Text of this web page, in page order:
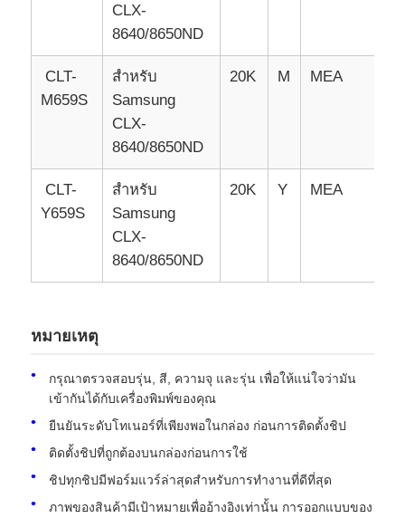
CLX-
8640/8650ND
CLT-
M659S
สําหรับ
Samsung
CLX-
8640/8650ND
20K M MEA
CLT-
Y659S
สําหรับ
Samsung
CLX-
8640/8650ND
20K Y MEA
หมายเหตุ
กรุณาตรวจสอบรุ่น, สี, ความจุ และรุ่น เพื่อให้แน่ใจว่ามัน
เข้ากันได้กับเครื่องพิมพ์ของคุณ
ยืนยันระดับโทเนอร์ที่เพียงพอในกล่อง ก่อนการติดตั้งชิป
ติดตั้งชิปที่ถูกต้องบนกล่องก่อนการใช้
ชิปทุกชิปมีฟอร์มแวร์ล่าสุดสําหรับการทํางานที่ดีที่สุด
ภาพของสินค้ามีเป้าหมายเพื่ออ้างอิงเท่านั้น การออกแบบของ